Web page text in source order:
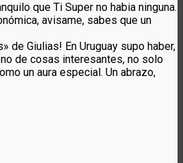
que Ti Super no habia ninguna.
avisame, sabes que un
de Giulias! En Uruguay supo haber,
de cosas interesantes, no solo
un aura especial. Un abrazo,